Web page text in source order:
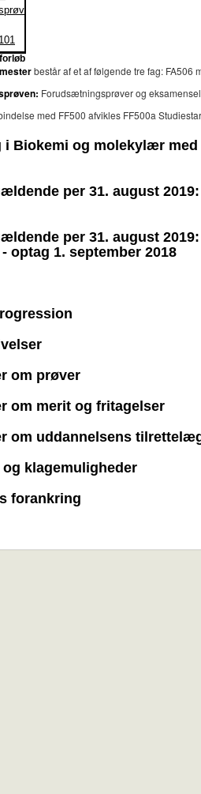
består af et af følgende tre fag: FA506
Forudsætningsprøver og
med FF500 afvikles FF500a
i Biokemi og molekylær
per 31. august
per 31. august
optag 1. september 2018
om prøver
om merit og fritagelser
om uddannelsens
klagemuligheder
forankring